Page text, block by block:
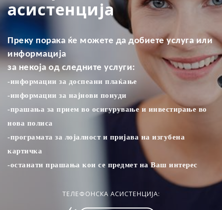
асистенција
Преку порака ќе можете да добиете услуга или
информација
за некоја од следните услуги:
-информации за доспеани плаќањe
-информации за најнови понуди
-прашања за прием во осигурување и инвестирање во
нова полиса
-програмата за лојалност и пријава на изгубена
картичка
-останати прашања кои се предмет на Ваш интерес
ТЕЛЕФОНСКА АСИСТЕНЦИЈА: